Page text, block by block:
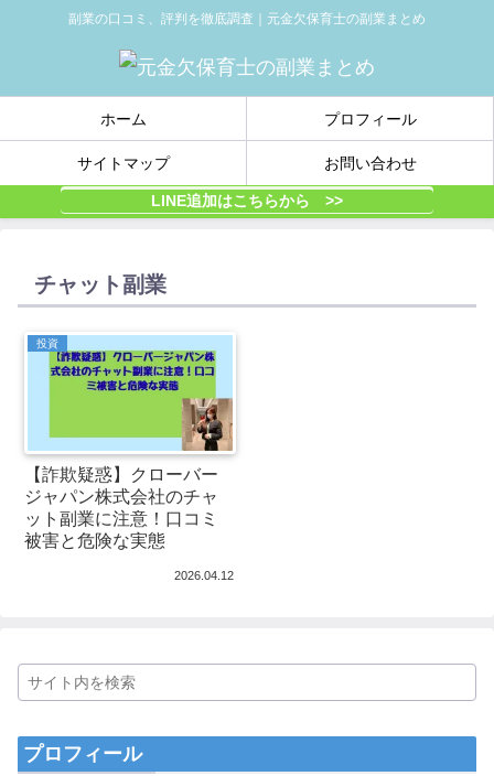
副業の口コミ、評判を徹底調査｜元金欠保育士の副業まとめ
ホーム プロフィール
サイトマップ お問い合わせ
LINE追加はこちらから >>
チャット副業
投資
【詐欺疑惑】クローバー
ジャパン株式会社のチャ
ット副業に注意！口コミ
被害と危険な実態
2026.04.12
プロフィール